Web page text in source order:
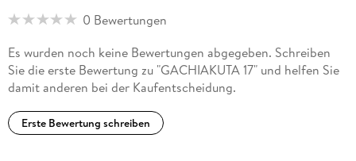
0 Bewertungen
Es wurden noch keine Bewertungen abgegeben. Schreiben
Sie die erste Bewertung zu "GACHIAKUTA 17" und helfen Sie
damit anderen bei der Kaufentscheidung.
Erste Bewertung schreiben